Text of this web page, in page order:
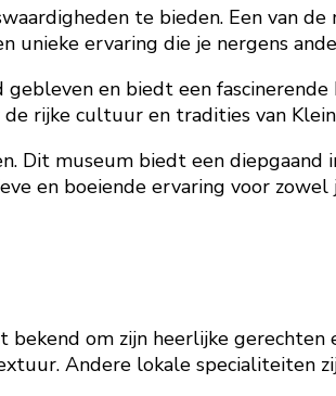
te bieden. Een van
ervaring die je nergens
en biedt een fascinerende
rijke cultuur en tradities van
Dit museum biedt een diepgaand
en boeiende ervaring voor zowel
bekend om zijn heerlijke
Andere lokale specialiteiten